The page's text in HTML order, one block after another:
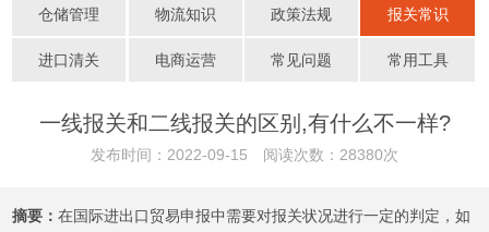
仓储管理 物流知识 政策法规 报关常识
进口清关 电商运营 常见问题 常用工具
一线报关和二线报关的区别,有什么不一样?
发布时间：2022-09-15 阅读次数：28380次
摘要：在国际进出口贸易申报中需要对报关状况进行一定的判定，如